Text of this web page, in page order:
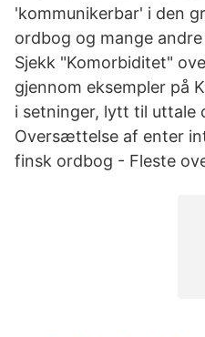
'kommunikerbar' i den
ordbog og mange
Sjekk "Komorbiditet"
gjennom eksempler på
i setninger, lytt til uttale
Oversættelse af enter
finsk ordbog - Fleste